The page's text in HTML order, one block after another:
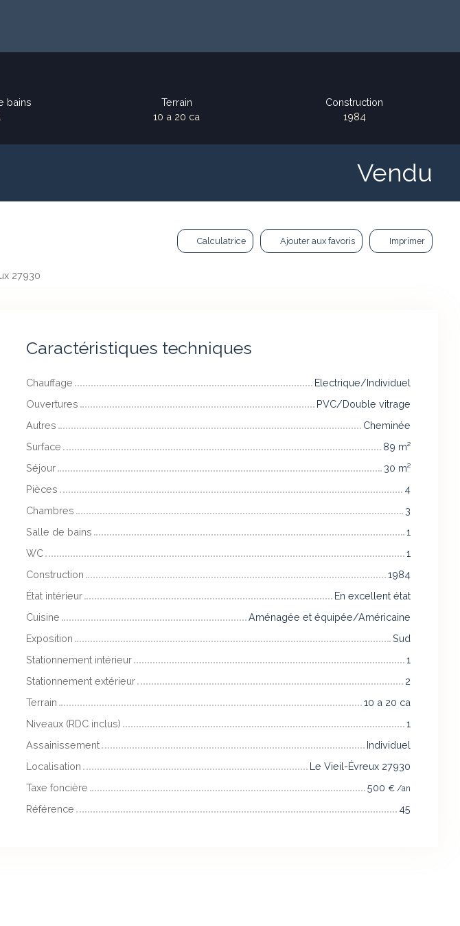
bains
Terrain
10 a 20 ca
Construction
1984
Vendu
Calculatrice Ajouter aux favoris Imprimer
27930
Caractéristiques techniques
Chauffage
Electrique/Individuel
Ouvertures
PVC/Double vitrage
Autres
Cheminée
Surface
89 m²
Séjour
30 m²
Pièces
4
Chambres
3
Salle de bains
1
WC
1
Construction
1984
État intérieur
En excellent état
Cuisine
Aménagée et équipée/Américaine
Exposition
Sud
Stationnement intérieur
1
Stationnement extérieur
2
Terrain
10 a 20 ca
Niveaux (RDC inclus)
1
Assainissement
Individuel
Localisation
Le Vieil-Évreux 27930
Taxe foncière
500 € /an
Référence 45